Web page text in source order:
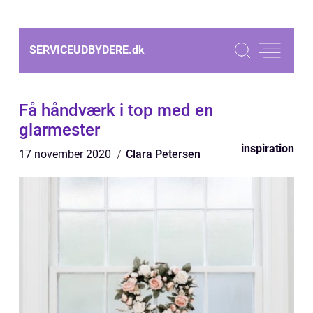
SERVICEUDBYDERE.dk
Få håndværk i top med en
glarmester
17 november 2020 Clara Petersen inspiration